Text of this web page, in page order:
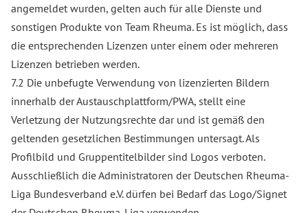
angemeldet wurden, gelten auch für alle Dienste und
sonstigen Produkte von Team Rheuma. Es ist möglich, dass
die entsprechenden Lizenzen unter einem oder mehreren
Lizenzen betrieben werden.
7.2 Die unbefugte Verwendung von lizenzierten Bildern
innerhalb der Austauschplattform/PWA, stellt eine
Verletzung der Nutzungsrechte dar und ist gemäß den
geltenden gesetzlichen Bestimmungen untersagt. Als
Profilbild und Gruppentitelbilder sind Logos verboten.
Ausschließlich die Administratoren der Deutschen Rheuma-
Liga Bundesverband e.V. dürfen bei Bedarf das Logo/Signet